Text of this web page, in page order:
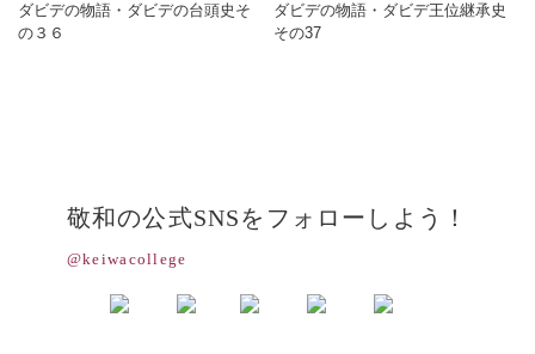
ダビデの物語・ダビデの台頭史そ
の３６
ダビデの物語・ダビデ王位継承史
その37
敬和の公式SNSをフォローしよう！
@keiwacollege